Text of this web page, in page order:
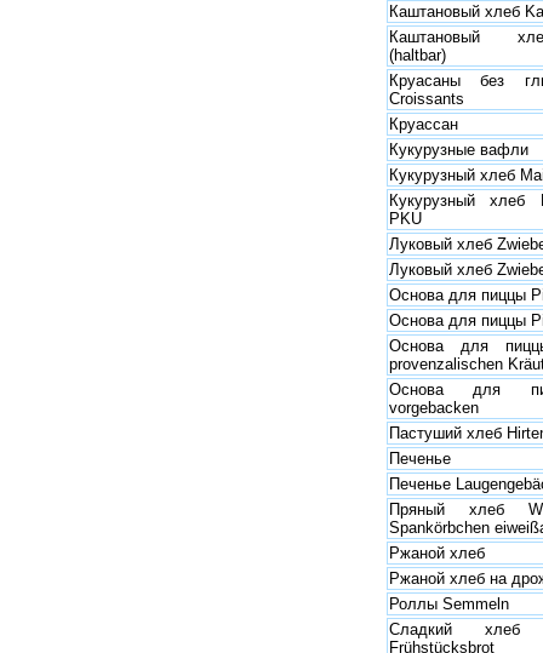
Каштановый хлеб
Каштановый
(haltbar)
Круасаны без
Croissants
Круассан
Кукурузные вафли
Кукурузный хлеб
Кукурузный хлеб
PKU
Луковый хлеб
Луковый хлеб
Основа для пиццы
Основа для пиццы
Основа для
provenzalischen
Основа для
vorgebacken
Пастуший хлеб
Печенье
Печенье
Пряный хлеб
Spankörbchen
Ржаной хлеб
Ржаной хлеб на
Роллы Semmeln
Сладкий хлеб
Frühstücksbrot